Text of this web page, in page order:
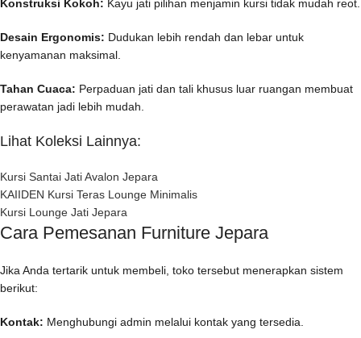
Konstruksi Kokoh: Kayu jati pilihan menjamin kursi tidak mudah reot.
Desain Ergonomis: Dudukan lebih rendah dan lebar untuk
kenyamanan maksimal.
Tahan Cuaca: Perpaduan jati dan tali khusus luar ruangan membuat
perawatan jadi lebih mudah.
Lihat Koleksi Lainnya:
Kursi Santai Jati Avalon Jepara
KAIIDEN Kursi Teras Lounge Minimalis
Kursi Lounge Jati Jepara
Cara Pemesanan Furniture Jepara
Jika Anda tertarik untuk membeli, toko tersebut menerapkan sistem
berikut:
Kontak: Menghubungi admin melalui kontak yang tersedia.